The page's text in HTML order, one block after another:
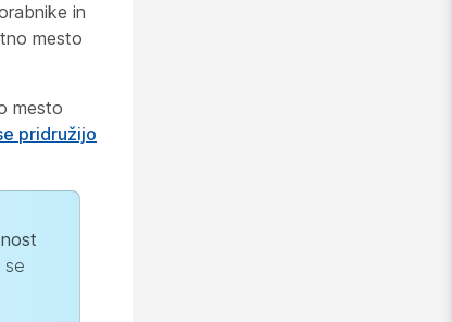
in
mesto
mesto
pridružijo
se